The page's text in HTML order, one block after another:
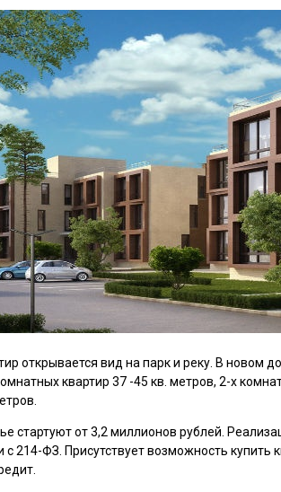
открывается вид на парк и реку. В новом
квартир 37 -45 кв. метров, 2-х
стартуют от 3,2 миллионов рублей.
с 214-ФЗ. Присутствует возможность купить